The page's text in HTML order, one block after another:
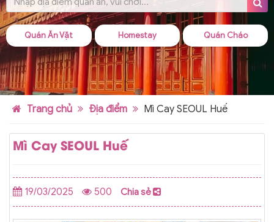
Quán Ăn Vặt Homestay Quán Cháo
Trang chủ Địa điểm Mì Cay SEOUL Huế
Mì Cay SEOUL Huế
19/03/2025 500 Chia sẻ